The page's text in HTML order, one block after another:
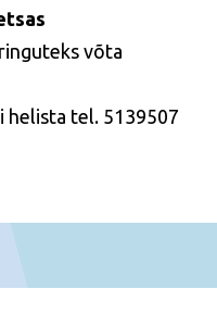
võta
helista tel. 5139507